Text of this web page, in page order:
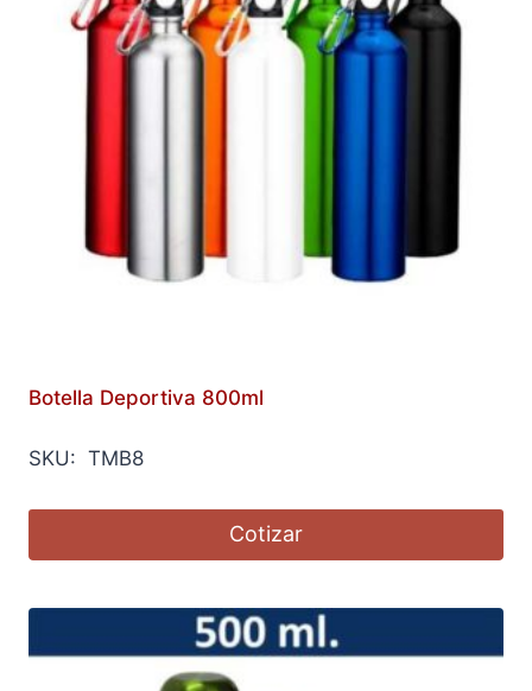
Botella Deportiva 800ml
SKU: TMB8
Cotizar